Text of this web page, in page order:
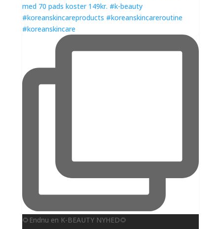
🌻Endnu en K-BEAUTY NYHED🌻